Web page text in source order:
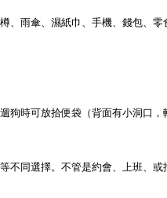
、雨傘、濕紙巾、手機、錢包、零
時可放拾便袋（背面有小洞口，
不同選擇。不管是約會、上班、或